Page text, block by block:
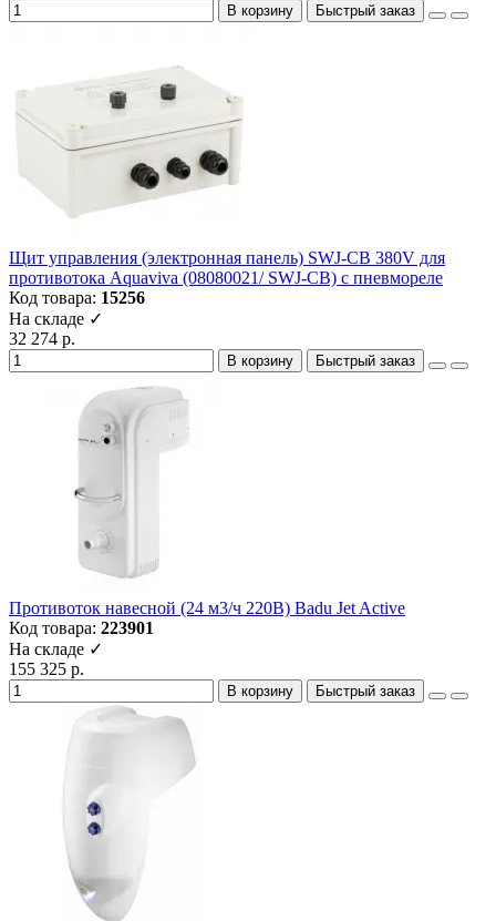
В корзину Быстрый заказ
Щит управления (электронная панель) SWJ-CB 380V для
противотока Aquaviva (08080021/ SWJ-CB) с пневмореле
Код товара: 15256
На складе ✓
32 274 р.
В корзину Быстрый заказ
Противоток навесной (24 м3/ч 220В) Badu Jet Active
Код товара: 223901
На складе ✓
155 325 р.
В корзину Быстрый заказ